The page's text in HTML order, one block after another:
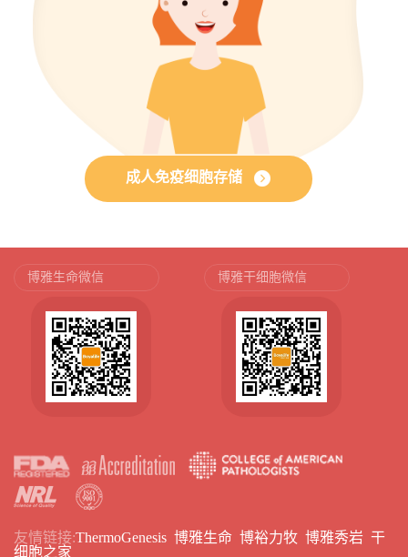
成人免疫细胞存储
博雅生命微信 博雅干细胞微信
友情链接:ThermoGenesis 博雅生命 博裕力牧 博雅秀岩 干
细胞之家